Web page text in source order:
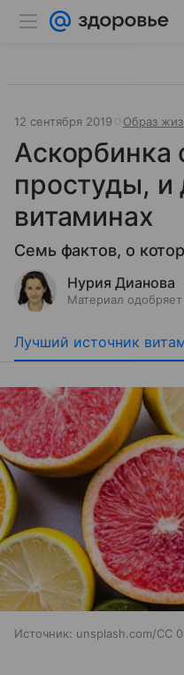
12 сентября 2019 Образ
Аскорбинка
простуды,
витаминах
Семь фактов, о
Нурия Дианова
Материал одобряет
Лучший источник
Источник: unsplash.com/CC 0